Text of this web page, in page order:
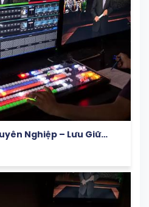
Nghiệp – Lưu Giữ
Con Yêu